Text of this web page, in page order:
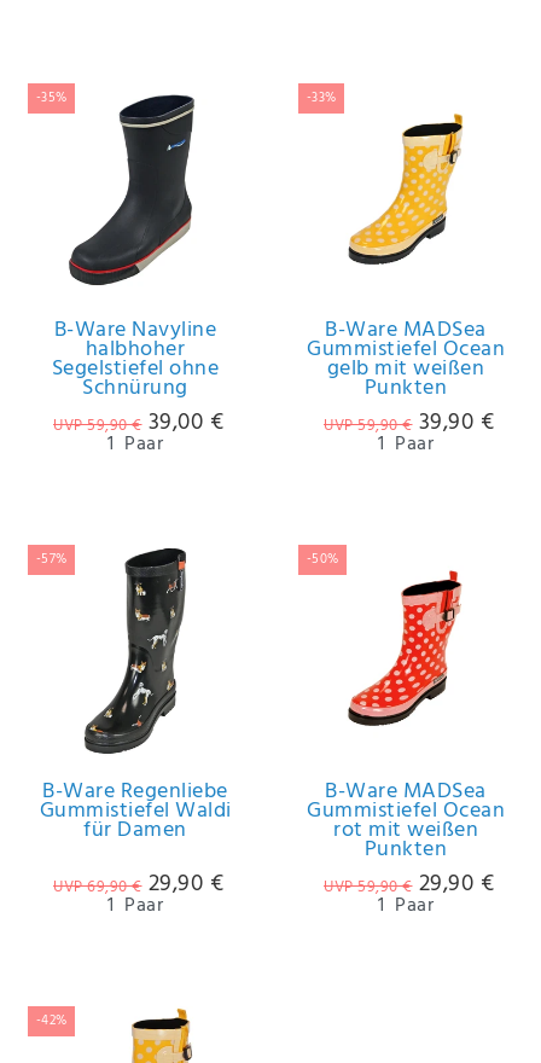
de
n
-35%
B-Ware Navyline
halbhoher
Segelstiefel ohne
Schnürung
UVP 59,90 € 39,00 €
1 Paar
-33%
B-Ware MADSea
Gummistiefel Ocean
gelb mit weißen
Punkten
UVP 59,90 € 39,90 €
1 Paar
-57%
B-Ware Regenliebe
Gummistiefel Waldi
für Damen
UVP 69,90 € 29,90 €
1 Paar
-50%
B-Ware MADSea
Gummistiefel Ocean
rot mit weißen
Punkten
UVP 59,90 € 29,90 €
1 Paar
-42%